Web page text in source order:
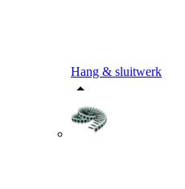
Hang & sluitwerk